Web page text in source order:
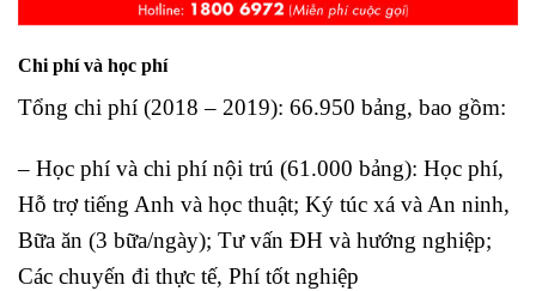
Chi phí và học phí
Tổng chi phí (2018 – 2019): 66.950 bảng, bao gồm:
– Học phí và chi phí nội trú (61.000 bảng): Học phí,
Hỗ trợ tiếng Anh và học thuật; Ký túc xá và An ninh,
Bữa ăn (3 bữa/ngày); Tư vấn ĐH và hướng nghiệp;
Các chuyến đi thực tế, Phí tốt nghiệp